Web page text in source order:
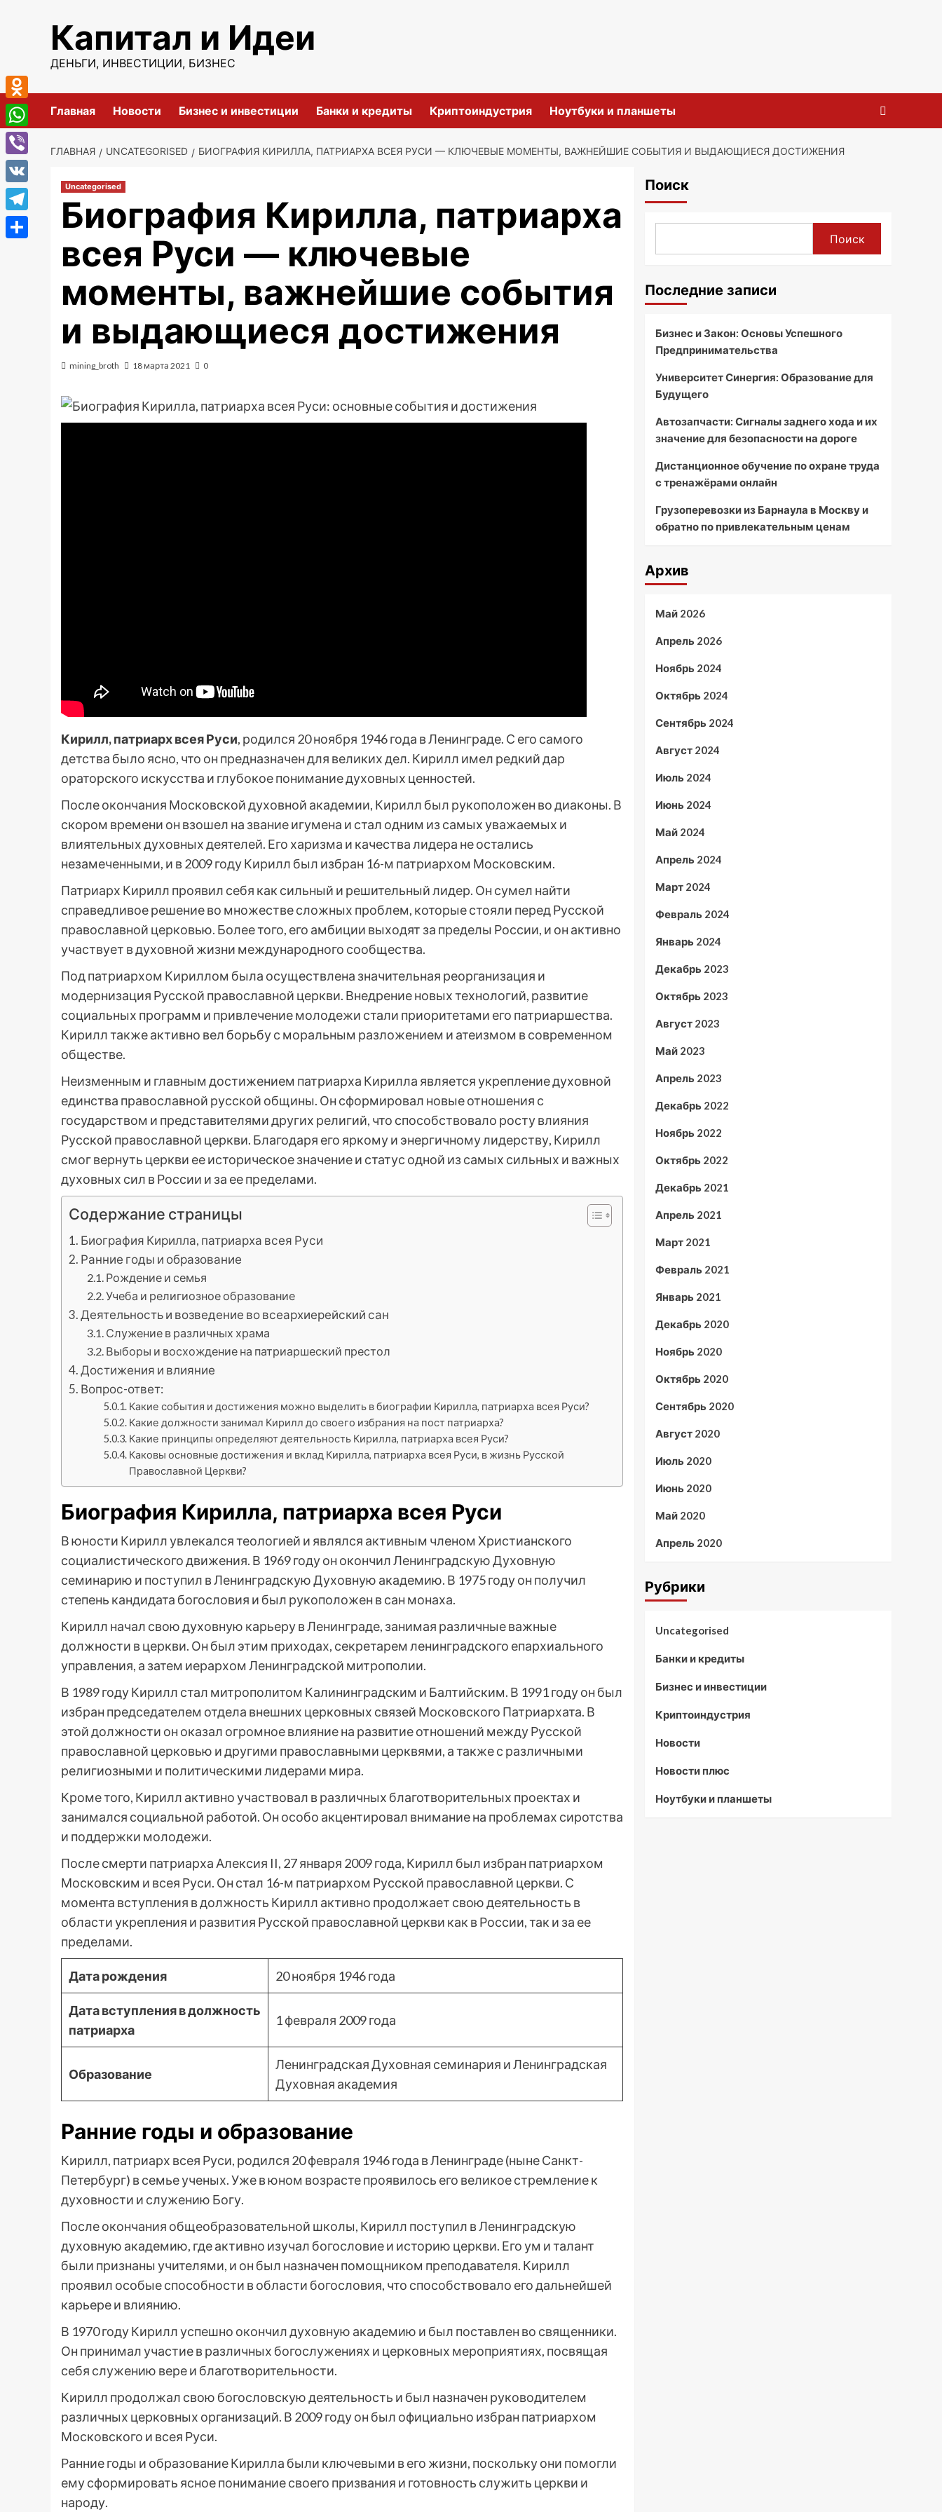
содержимомуКапитал и Идеи
ДЕНЬГИ, ИНВЕСТИЦИИ, БИЗНЕС
Главная Новости Бизнес и инвестиции Банки и кредиты Криптоиндустрия Ноутбуки и планшеты
ГЛАВНАЯ UNCATEGORISED БИОГРАФИЯ КИРИЛЛА, ПАТРИАРХА ВСЕЯ РУСИ — КЛЮЧЕВЫЕ МОМЕНТЫ, ВАЖНЕЙШИЕ СОБЫТИЯ И ВЫДАЮЩИЕСЯ ДОСТИЖЕНИЯ
Uncategorised
Биография Кирилла, патриарха
всея Руси — ключевые
моменты, важнейшие события
и выдающиеся достижения
mining_broth 18 марта 2021 0
Кирилл, патриарх всея Руси, родился 20 ноября 1946 года в Ленинграде. С его самого
детства было ясно, что он предназначен для великих дел. Кирилл имел редкий дар
ораторского искусства и глубокое понимание духовных ценностей.
После окончания Московской духовной академии, Кирилл был рукоположен во диаконы. В
скором времени он взошел на звание игумена и стал одним из самых уважаемых и
влиятельных духовных деятелей. Его харизма и качества лидера не остались
незамеченными, и в 2009 году Кирилл был избран 16-м патриархом Московским.
Патриарх Кирилл проявил себя как сильный и решительный лидер. Он сумел найти
справедливое решение во множестве сложных проблем, которые стояли перед Русской
православной церковью. Более того, его амбиции выходят за пределы России, и он активно
участвует в духовной жизни международного сообщества.
Под патриархом Кириллом была осуществлена значительная реорганизация и
модернизация Русской православной церкви. Внедрение новых технологий, развитие
социальных программ и привлечение молодежи стали приоритетами его патриаршества.
Кирилл также активно вел борьбу с моральным разложением и атеизмом в современном
обществе.
Неизменным и главным достижением патриарха Кирилла является укрепление духовной
единства православной русской общины. Он сформировал новые отношения с
государством и представителями других религий, что способствовало росту влияния
Русской православной церкви. Благодаря его яркому и энергичному лидерству, Кирилл
смог вернуть церкви ее историческое значение и статус одной из самых сильных и важных
духовных сил в России и за ее пределами.
Содержание страницы
Биография Кирилла, патриарха всея Руси
Ранние годы и образование
Рождение и семья
Учеба и религиозное образование
Деятельность и возведение во всеархиерейский сан
Служение в различных храма
Выборы и восхождение на патриаршеский престол
Достижения и влияние
Вопрос-ответ:
Какие события и достижения можно выделить в биографии Кирилла, патриарха всея Руси?
Какие должности занимал Кирилл до своего избрания на пост патриарха?
Какие принципы определяют деятельность Кирилла, патриарха всея Руси?
Каковы основные достижения и вклад Кирилла, патриарха всея Руси, в жизнь Русской
Православной Церкви?
Биография Кирилла, патриарха всея Руси
В юности Кирилл увлекался теологией и являлся активным членом Христианского
социалистического движения. В 1969 году он окончил Ленинградскую Духовную
семинарию и поступил в Ленинградскую Духовную академию. В 1975 году он получил
степень кандидата богословия и был рукоположен в сан монаха.
Кирилл начал свою духовную карьеру в Ленинграде, занимая различные важные
должности в церкви. Он был этим приходах, секретарем ленинградского епархиального
управления, а затем иерархом Ленинградской митрополии.
В 1989 году Кирилл стал митрополитом Калининградским и Балтийским. В 1991 году он был
избран председателем отдела внешних церковных связей Московского Патриархата. В
этой должности он оказал огромное влияние на развитие отношений между Русской
православной церковью и другими православными церквями, а также с различными
религиозными и политическими лидерами мира.
Кроме того, Кирилл активно участвовал в различных благотворительных проектах и
занимался социальной работой. Он особо акцентировал внимание на проблемах сиротства
и поддержки молодежи.
После смерти патриарха Алексия II, 27 января 2009 года, Кирилл был избран патриархом
Московским и всея Руси. Он стал 16-м патриархом Русской православной церкви. С
момента вступления в должность Кирилл активно продолжает свою деятельность в
области укрепления и развития Русской православной церкви как в России, так и за ее
пределами.
Дата рождения 20 ноября 1946 года
Дата вступления в должность
патриарха
1 февраля 2009 года
Образование
Ленинградская Духовная семинария и Ленинградская
Духовная академия
Ранние годы и образование
Кирилл, патриарх всея Руси, родился 20 февраля 1946 года в Ленинграде (ныне Санкт-
Петербург) в семье ученых. Уже в юном возрасте проявилось его великое стремление к
духовности и служению Богу.
После окончания общеобразовательной школы, Кирилл поступил в Ленинградскую
духовную академию, где активно изучал богословие и историю церкви. Его ум и талант
были признаны учителями, и он был назначен помощником преподавателя. Кирилл
проявил особые способности в области богословия, что способствовало его дальнейшей
карьере и влиянию.
В 1970 году Кирилл успешно окончил духовную академию и был поставлен во священники.
Он принимал участие в различных богослужениях и церковных мероприятиях, посвящая
себя служению вере и благотворительности.
Кирилл продолжал свою богословскую деятельность и был назначен руководителем
различных церковных организаций. В 2009 году он был официально избран патриархом
Московского и всея Руси.
Ранние годы и образование Кирилла были ключевыми в его жизни, поскольку они помогли
ему сформировать ясное понимание своего призвания и готовность служить церкви и
народу.
Поиск
Поиск
Последние записи
Бизнес и Закон: Основы Успешного
Предпринимательства
Университет Синергия: Образование для
Будущего
Автозапчасти: Сигналы заднего хода и их
значение для безопасности на дороге
Дистанционное обучение по охране труда
с тренажёрами онлайн
Грузоперевозки из Барнаула в Москву и
обратно по привлекательным ценам
Архив
Май 2026
Апрель 2026
Ноябрь 2024
Октябрь 2024
Сентябрь 2024
Август 2024
Июль 2024
Июнь 2024
Май 2024
Апрель 2024
Март 2024
Февраль 2024
Январь 2024
Декабрь 2023
Октябрь 2023
Август 2023
Май 2023
Апрель 2023
Декабрь 2022
Ноябрь 2022
Октябрь 2022
Декабрь 2021
Апрель 2021
Март 2021
Февраль 2021
Январь 2021
Декабрь 2020
Ноябрь 2020
Октябрь 2020
Сентябрь 2020
Август 2020
Июль 2020
Июнь 2020
Май 2020
Апрель 2020
Рубрики
Uncategorised
Банки и кредиты
Бизнес и инвестиции
Криптоиндустрия
Новости
Новости плюс
Ноутбуки и планшеты
Odnoklassniki
WhatsApp
Viber
VK
Telegram
Отправить